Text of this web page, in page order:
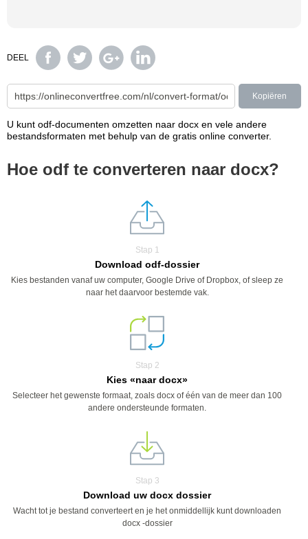
DEEL
Kopiëren
U kunt odf-documenten omzetten naar docx en vele andere
bestandsformaten met behulp van de gratis online converter.
Hoe odf te converteren naar docx?
Stap 1
Download odf-dossier
Kies bestanden vanaf uw computer, Google Drive of Dropbox, of sleep ze
naar het daarvoor bestemde vak.
Stap 2
Kies «naar docx»
Selecteer het gewenste formaat, zoals docx of één van de meer dan 100
andere ondersteunde formaten.
Stap 3
Download uw docx dossier
Wacht tot je bestand converteert en je het onmiddellijk kunt downloaden
docx -dossier